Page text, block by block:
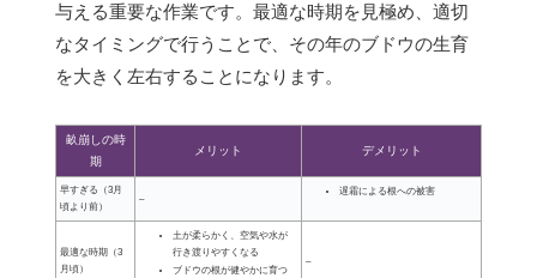
与える重要な作業です。最適な時期を見極め、適切
なタイミングで行うことで、その年のブドウの生育
を大きく左右することになります。
畝崩しの時
期
メリット デメリット
早すぎる（3月
頃より前）
–
遅霜による根への被害
最適な時期（3
月頃）
土が柔らかく、空気や水が
行き渡りやすくなる
ブドウの根が健やかに育つ
–